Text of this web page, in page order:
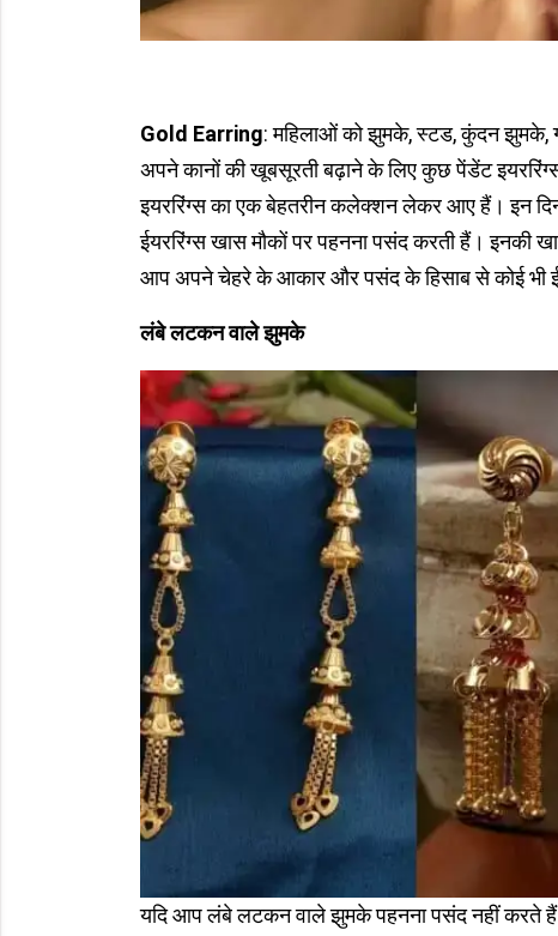
Gold Earring: महिलाओं को झुमके, स्टड, कुंदन
अपने कानों की खूबसूरती बढ़ाने के लिए कुछ पेंडेंट
इयररिंग्स का एक बेहतरीन कलेक्शन लेकर आए हैं। इन
ईयररिंग्स खास मौकों पर पहनना पसंद करती हैं।
आप अपने चेहरे के आकार और पसंद के हिसाब से कोई
लंबे लटकन वाले झुमके
यदि आप लंबे लटकन वाले झुमके पहनना पसंद नहीं करते